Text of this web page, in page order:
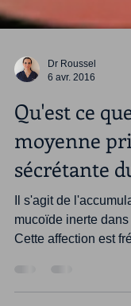
6 avr. 2016
Qu'est ce
moyenne
sécrétante
Il s'agit de
King...